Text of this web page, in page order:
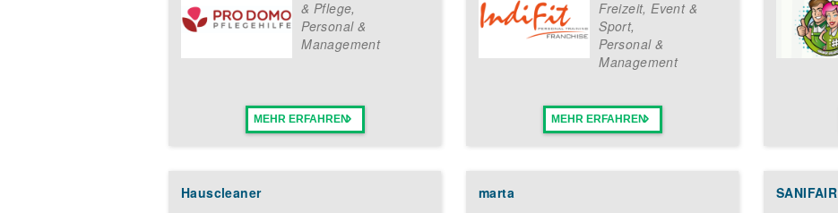
& Pflege,
Personal &
Management
MEHR ERFAHREN
Freizeit, Event &
Sport,
Personal &
Management
MEHR ERFAHREN
Hauscleaner
marta
SANIFAIR